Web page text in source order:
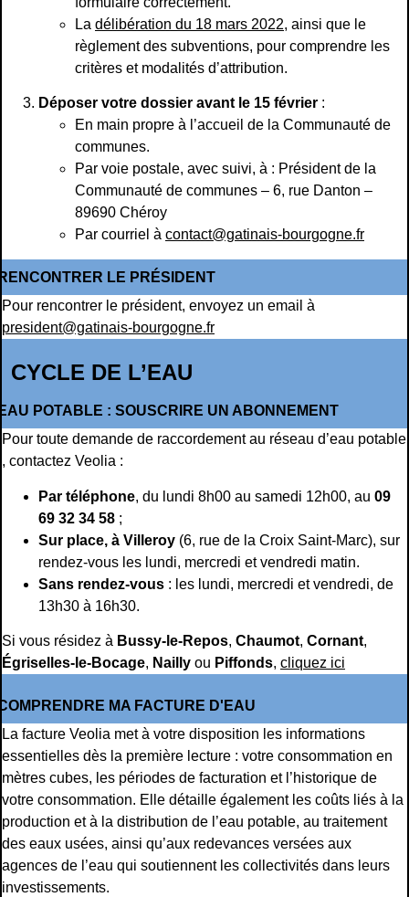
La délibération du 18 mars 2022, ainsi que le
règlement des subventions, pour comprendre les
critères et modalités d’attribution.
Déposer votre dossier avant le 15 février :
En main propre à l’accueil de la Communauté de
communes.
Par voie postale, avec suivi, à : Président de la
Communauté de communes – 6, rue Danton –
89690 Chéroy
Par courriel à contact@gatinais-bourgogne.fr
LE PRÉSIDENT
Pour rencontrer le président, envoyez un email à
president@gatinais-bourgogne.fr
CYCLE DE L’EAU
POTABLE : SOUSCRIRE UN ABONNEMENT
Pour toute demande de raccordement au réseau d’eau potable
, contactez Veolia :
Par téléphone, du lundi 8h00 au samedi 12h00, au 09
69 32 34 58 ;
Sur place, à Villeroy (6, rue de la Croix Saint-Marc), sur
rendez-vous les lundi, mercredi et vendredi matin.
Sans rendez-vous : les lundi, mercredi et vendredi, de
13h30 à 16h30.
Si vous résidez à Bussy-le-Repos, Chaumot, Cornant,
Égriselles-le-Bocage, Nailly ou Piffonds, cliquez ici
MA FACTURE D'EAU
La facture Veolia met à votre disposition les informations
essentielles dès la première lecture : votre consommation en
mètres cubes, les périodes de facturation et l’historique de
votre consommation. Elle détaille également les coûts liés à la
production et à la distribution de l’eau potable, au traitement
des eaux usées, ainsi qu’aux redevances versées aux
agences de l’eau qui soutiennent les collectivités dans leurs
investissements.